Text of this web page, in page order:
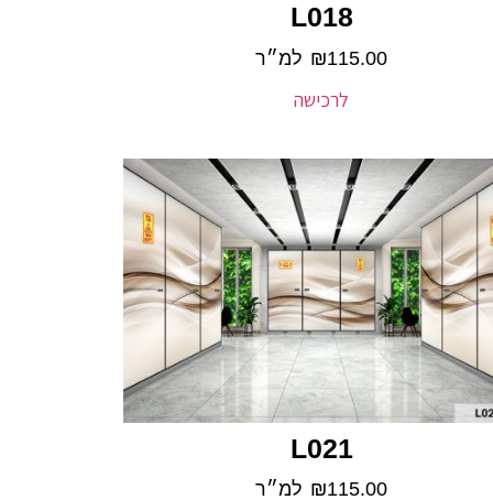
L018
₪115.00 למ״ר
לרכישה
L021
₪115.00 למ״ר